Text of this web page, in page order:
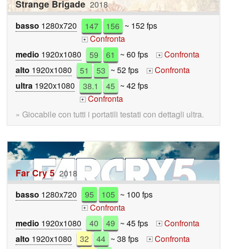
Strange Brigade 2018
basso 1280x720 147 156 ~ 152 fps
+ Confronta
medio 1920x1080 59 61 ~ 60 fps + Confronta
alto 1920x1080 51 53 ~ 52 fps + Confronta
ultra 1920x1080 38.1 45 ~ 42 fps
+ Confronta
» Giocabile con tutti i portatili testati con dettagli ultra.
Far Cry 5 2018
basso 1280x720 95 105 ~ 100 fps
+ Confronta
medio 1920x1080 40 49 ~ 45 fps + Confronta
alto 1920x1080 32 44 ~ 38 fps + Confronta